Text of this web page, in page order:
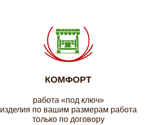
КОМФОРТ
работа «под ключ»
изделия по вашим размерам работа
только по договору